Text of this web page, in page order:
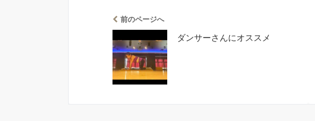
前のページへ
ダンサーさんにオススメ